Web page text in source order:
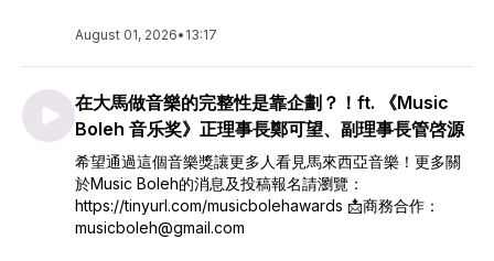
August 01, 2026• 13:17
在大馬做音樂的完整性是靠企劃？！ft. 《Music
Boleh 音乐奖》正理事長鄭可望、副理事長管啓源
希望通過這個音樂獎讓更多人看見馬來西亞音樂！更多關
於Music Boleh的消息及投稿報名請瀏覽：
https://tinyurl.com/musicbolehawards 📩商務合作：
musicboleh@gmail.com